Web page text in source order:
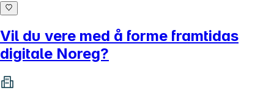
Vil du vere med å forme framtidas
digitale Noreg?